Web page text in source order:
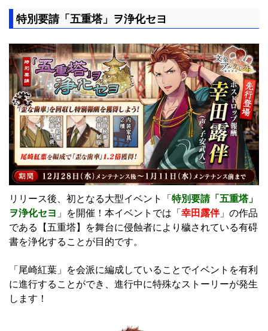
特別要請「五重塔」ヲ浄化セヨ
リリース後、初となる大型イベント「特別要請「五重塔」
ヲ浄化セヨ 」を開催！本イベントでは「幸田露伴」の作品
である【五重塔】を舞台に侵蝕者により穢されている有碍
書を浄化することが目的です。
「尾崎紅葉」を会派に編成していることでイベントを有利
に進行することができ、進行中に特殊なストーリーが発生
します！